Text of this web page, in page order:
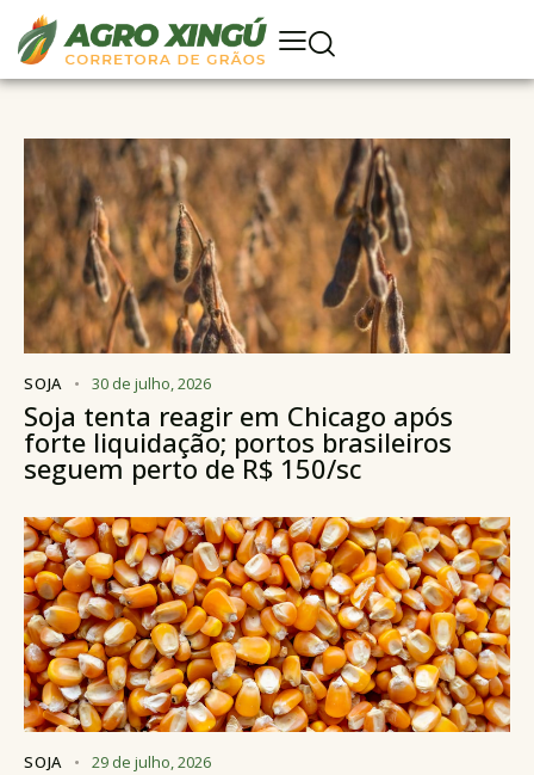
SOJA 30 de julho, 2026
Soja tenta reagir em Chicago após
forte liquidação; portos brasileiros
seguem perto de R$ 150/sc
SOJA 29 de julho, 2026